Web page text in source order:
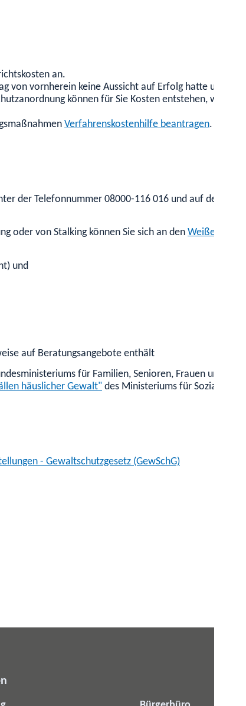
an.
von vornherein keine Aussicht auf Erfolg hatte und Sie
können für Sie Kosten entstehen, wenn
Verfahrenskostenhilfe beantragen.
der Telefonnummer 08000-116 016 und auf der
oder von Stalking können Sie sich an den Weißen Ring
und
auf Beratungsangebote enthält
für Familien, Senioren, Frauen und
häuslicher Gewalt" des Ministeriums für Soziales,
- Gewaltschutzgesetz (GewSchG)